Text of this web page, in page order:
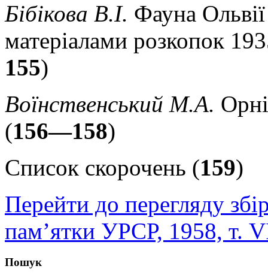
Бібікова В.І. Фауна Ольвії
матеріалами розкопок
155)
Воїнственський М.А.
(156—158)
Список скорочень (159)
Перейти до перегляду
пам’ятки УРСР, 1958, т.
Пошук